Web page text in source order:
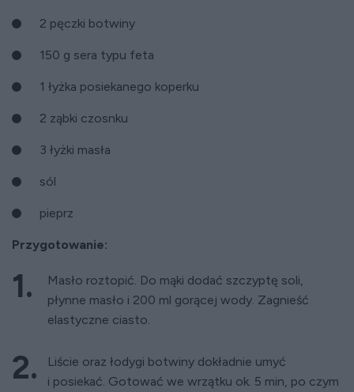
2 pęczki botwiny
150 g sera typu feta
1 łyżka posiekanego koperku
2 ząbki czosnku
3 łyżki masła
sól
pieprz
Przygotowanie:
Masło roztopić. Do mąki dodać szczyptę soli,
płynne masło i 200 ml gorącej wody. Zagnieść
elastyczne ciasto.
Liście oraz łodygi botwiny dokładnie umyć
i posiekać. Gotować we wrzątku ok. 5 min, po czym